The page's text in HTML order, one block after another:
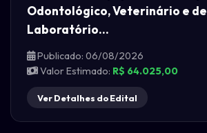
Odontológico, Veterinário e de
Laboratório...
Publicado: 06/08/2026
Valor Estimado: R$ 64.025,00
Ver Detalhes do Edital